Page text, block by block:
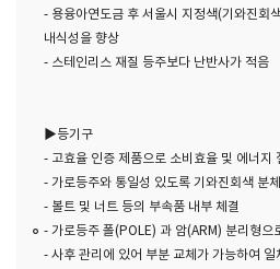
- 용융아연도금 후 서울시 지정색(기와진회
내식성을 향상
- 스테인리스 재질 등주보다 난반사가 적음
▶등기구
- 고효율 인증 제품으로 소비효율 및 에너지
- 가로등주와 통일성 있도록 기와진회색 분
- 볼트 및 너트 등의 부속품 내부 체결
- 가로등주 폴(POLE) 과 암(ARM) 분리형으
- 사후 관리에 있어 부분 교체가 가능하여